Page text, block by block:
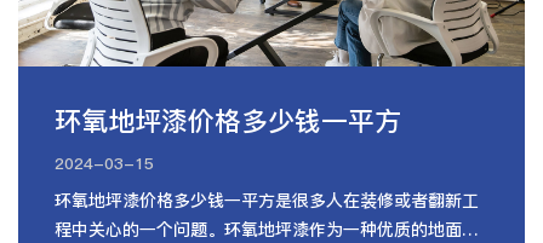
环氧地坪漆价格多少钱一平方
2024-03-15
环氧地坪漆价格多少钱一平方是很多人在装修或者翻新工
程中关心的一个问题。环氧地坪漆作为一种优质的地面涂